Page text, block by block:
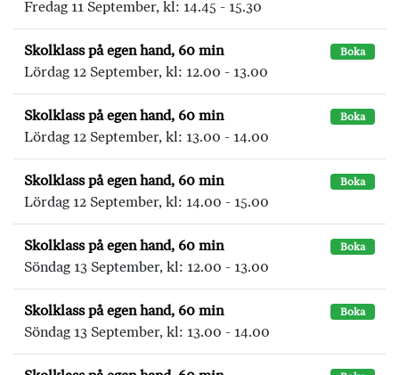
Fredag 11 September, kl: 14.45 - 15.30
Skolklass på egen hand, 60 min Boka
Lördag 12 September, kl: 12.00 - 13.00
Skolklass på egen hand, 60 min Boka
Lördag 12 September, kl: 13.00 - 14.00
Skolklass på egen hand, 60 min Boka
Lördag 12 September, kl: 14.00 - 15.00
Skolklass på egen hand, 60 min Boka
Söndag 13 September, kl: 12.00 - 13.00
Skolklass på egen hand, 60 min Boka
Söndag 13 September, kl: 13.00 - 14.00